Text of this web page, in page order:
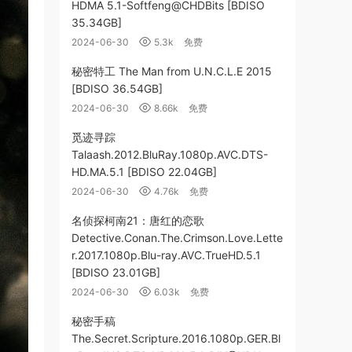
HDMA 5.1-Softfeng@CHDBits [BDISO
35.34GB]
2024-06-30 5.3k 免费
秘密特工 The Man from U.N.C.L.E 2015
[BDISO 36.54GB]
2024-06-30 8.66k 免费
觅迹寻踪
Talaash.2012.BluRay.1080p.AVC.DTS-
HD.MA.5.1 [BDISO 22.04GB]
2024-06-30 4.76k 免费
名侦探柯南21：唐红的恋歌
Detective.Conan.The.Crimson.Love.Lette
r.2017.1080p.Blu-ray.AVC.TrueHD.5.1
[BDISO 23.01GB]
2024-06-30 6.03k 免费
秘密手稿
The.Secret.Scripture.2016.1080p.GER.Bl